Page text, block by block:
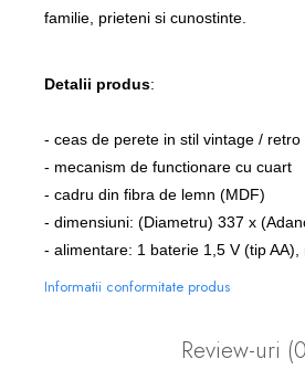
familie, prieteni si cunostinte.
Detalii produs:
- ceas de perete in stil vintage / retro
- mecanism de functionare cu cuart
- cadru din fibra de lemn (MDF)
- dimensiuni: (Diametru) 337 x
- alimentare: 1 baterie 1,5 V (tip AA),
Informatii conformitate produs
Review-uri